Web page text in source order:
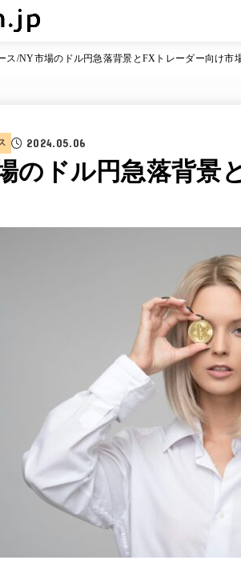
ス NY市場のドル円急落背景とFXトレーダー向け市
2024.05.06
のドル円急落背景